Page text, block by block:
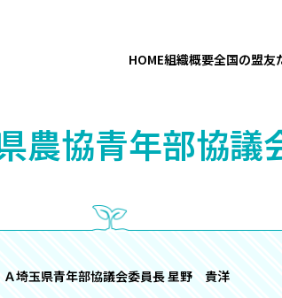
HOME組織概要全国の盟友
農協青年部協議
Ａ埼玉県青年部協議会委員長 星野 貴洋